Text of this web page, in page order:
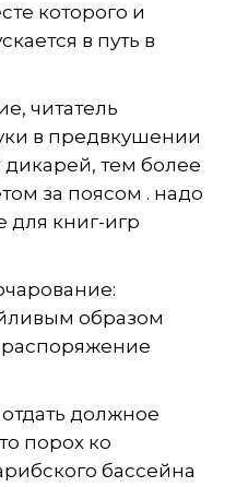
которого и
в путь в
читатель
в предвкушении
тем более
за поясом . надо
для книг-игр
образом
должное
порох ко
бассейна